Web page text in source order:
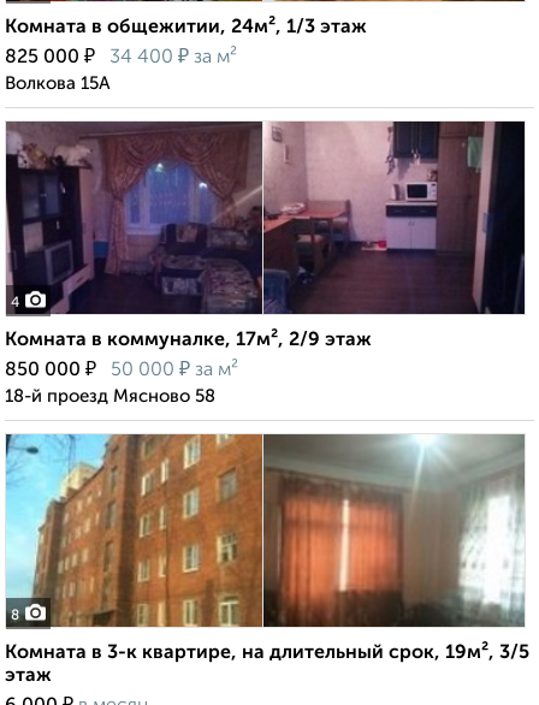
Комната в общежитии, 24м², 1/3 этаж
825 000 ₽ 34 400 ₽ за м²
Волкова 15А
4
Комната в коммуналке, 17м², 2/9 этаж
850 000 ₽ 50 000 ₽ за м²
18-й проезд Мясново 58
8
Комната в 3-к квартире, на длительный срок, 19м², 3/5
этаж